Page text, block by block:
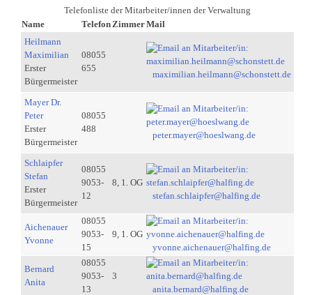
Telefonliste der Mitarbeiter/innen der Verwaltung
Name
Telefon ZimmerMail
Heilmann
Maximilian
Erster
Bürgermeister
08055
655
maximilian.heilmann@schonstett.de
Mayer Dr.
Peter
Erster
Bürgermeister
08055
488
peter.mayer@hoeslwang.de
Schlaipfer
Stefan
Erster
Bürgermeister
08055
9053-
12
8, 1. OG
stefan.schlaipfer@halfing.de
Aichenauer
Yvonne
08055
9053-
15
9, 1. OG
yvonne.aichenauer@halfing.de
Bernard
Anita
08055
9053-
13
3
anita.bernard@halfing.de